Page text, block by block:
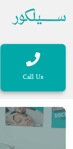
Call Us